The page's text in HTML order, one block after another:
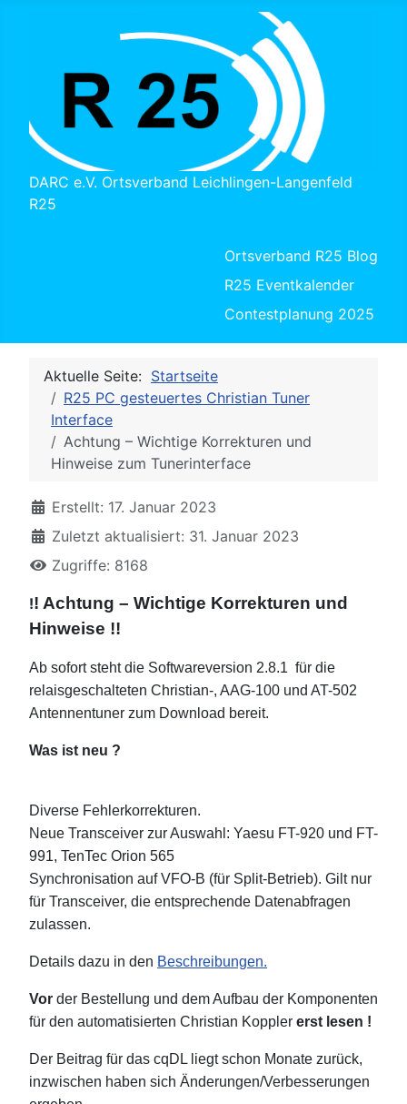
DARC e.V. Ortsverband Leichlingen-Langenfeld
R25
Ortsverband R25 Blog
R25 Eventkalender
Contestplanung 2025
Aktuelle Seite: Startseite
R25 PC gesteuertes Christian Tuner
Interface
Achtung – Wichtige Korrekturen und
Hinweise zum Tunerinterface
Erstellt: 17. Januar 2023
Zuletzt aktualisiert: 31. Januar 2023
Zugriffe: 8168
!! Achtung – Wichtige Korrekturen und
Hinweise !!
Ab sofort steht die Softwareversion 2.8.1 für die
relaisgeschalteten Christian-, AAG-100 und AT-502
Antennentuner zum Download bereit.
Was ist neu ?
Diverse Fehlerkorrekturen.
Neue Transceiver zur Auswahl: Yaesu FT-920 und FT-
991, TenTec Orion 565
Synchronisation auf VFO-B (für Split-Betrieb). Gilt nur
für Transceiver, die entsprechende Datenabfragen
zulassen.
Details dazu in den Beschreibungen.
Vor der Bestellung und dem Aufbau der Komponenten
für den automatisierten Christian Koppler erst lesen !
Der Beitrag für das cqDL liegt schon Monate zurück,
inzwischen haben sich Änderungen/Verbesserungen